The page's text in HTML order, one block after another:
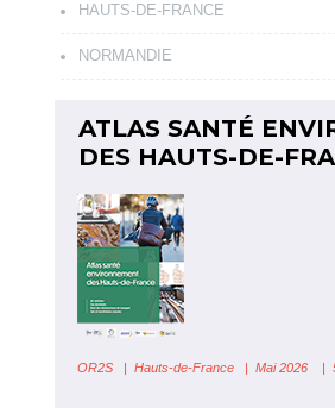
HAUTS-DE-FRANCE
NORMANDIE
ATLAS SANTÉ
DES HAUTS-DE-
OR2S |Hauts-de-France | Mai 2026 |